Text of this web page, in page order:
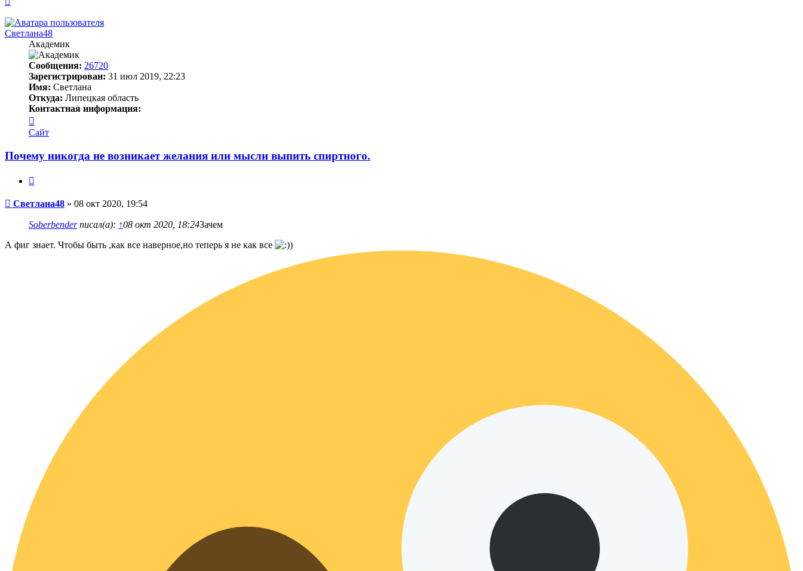
началу
Светлана48
Академик
Сообщения: 26720
Зарегистрирован: 31 июл 2019, 22:23
Имя: Светлана
Откуда: Липецкая область
Контактная информация:
информация
пользователя
Сайт
Почему никогда не возникает желания или мысли выпить спиртного.
Сообщение
Светлана48 » 08 окт 2020, 19:54
Soberbenderписал(а): ↑08 окт 2020, 18:24Зачем
А фиг знает. Чтобы быть ,как все наверное,но теперь я не как все